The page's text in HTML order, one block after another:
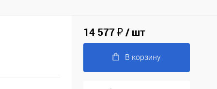
14 577 ₽/ шт
В корзину